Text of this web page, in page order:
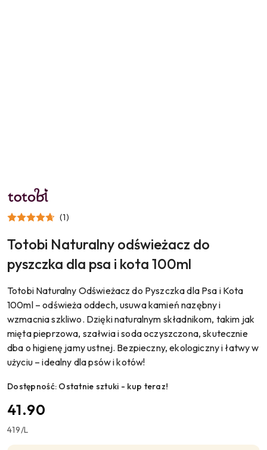
NAZWA
PRODUCENTA:
TOTOBI
(1)
Totobi Naturalny odświeżacz do
pyszczka dla psa i kota 100ml
Totobi Naturalny Odświeżacz do Pyszczka dla Psa i Kota
100ml – odświeża oddech, usuwa kamień nazębny i
wzmacnia szkliwo. Dzięki naturalnym składnikom, takim jak
mięta pieprzowa, szałwia i soda oczyszczona, skutecznie
dba o higienę jamy ustnej. Bezpieczny, ekologiczny i łatwy w
użyciu – idealny dla psów i kotów!
Dostępność: Ostatnie sztuki - kup teraz!
cena:
41.90
419/L